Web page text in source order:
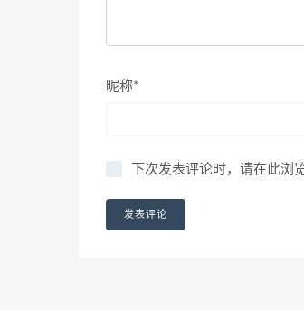
昵称*
下次发表评论时，请在此浏